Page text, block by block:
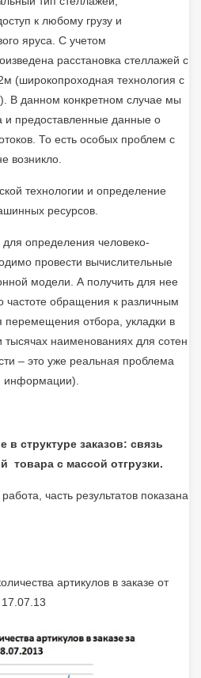
к любому грузу и
яруса. С учетом
расстановка стеллажей с
(широкопроходная технология с
В данном конкретном случае мы
предоставленные данные о
То есть особых проблем с
возникло.
технологии и определение
ресурсов.
определения человеко-
провести вычислительные
модели. А получить для нее
частоте обращения к различным
перемещения отбора, укладки в
тысячах наименованиях для сотен
– это уже реальная проблема
информации).
в структуре заказов: связь
товара с массой отгрузки.
часть результатов показана
артикулов в заказе от
17.07.13